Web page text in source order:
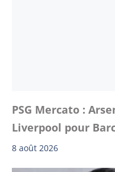
PSG Mercato :
Liverpool pour
8 août 2026